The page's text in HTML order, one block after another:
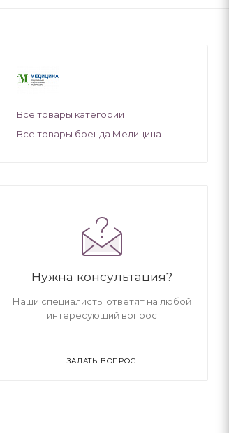
Все товары категории
Все товары бренда Медицина
Нужна консультация?
Наши специалисты ответят на любой
интересующий вопрос
ЗАДАТЬ ВОПРОС